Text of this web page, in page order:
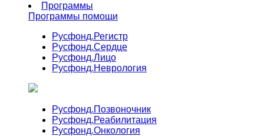
Программы
Программы помощи
Русфонд.Регистр
Русфонд.Сердце
Русфонд.Лицо
Русфонд.Неврология
Русфонд.Позвоночник
Русфонд.Реабилитация
Русфонд.Онкология